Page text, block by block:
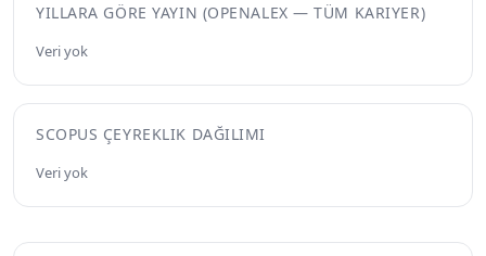
YILLARA GÖRE YAYIN (OPENALEX — TÜM KARIYER)
Veri yok
SCOPUS ÇEYREKLIK DAĞILIMI
Veri yok